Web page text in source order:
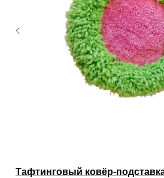
Тафтинговый ковёр-